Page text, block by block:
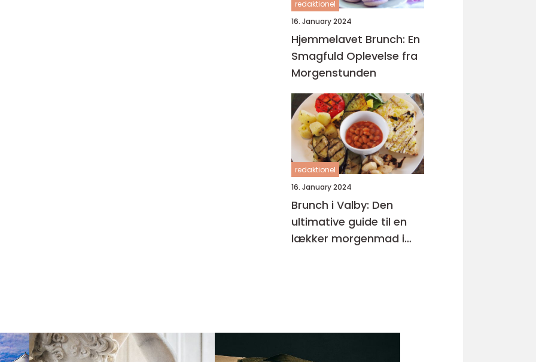
redaktionel
16. January 2024
Hjemmelavet Brunch: En
Smagfuld Oplevelse fra
Morgenstunden
redaktionel
16. January 2024
Brunch i Valby: Den
ultimative guide til en
lækker morgenmad i